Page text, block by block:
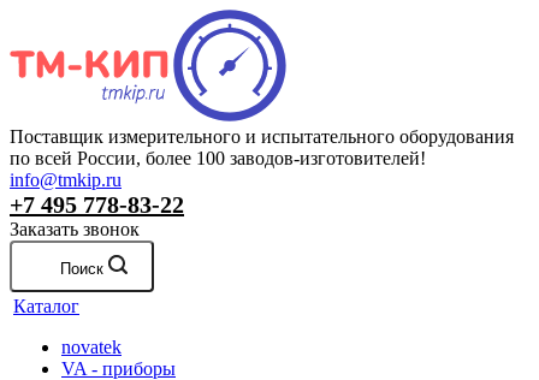
Поставщик измерительного и испытательного оборудования
по всей России, более 100 заводов-изготовителей!
info@tmkip.ru
+7 495 778-83-22
Заказать звонок
Поиск
Каталог
novatek
VA - приборы